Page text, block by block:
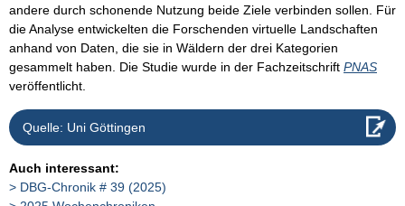
andere durch schonende Nutzung beide Ziele verbinden sollen. Für
die Analyse entwickelten die Forschenden virtuelle Landschaften
anhand von Daten, die sie in Wäldern der drei Kategorien
gesammelt haben. Die Studie wurde in der Fachzeitschrift PNAS
veröffentlicht.
Quelle: Uni Göttingen
Auch interessant:
DBG-Chronik # 39 (2025)